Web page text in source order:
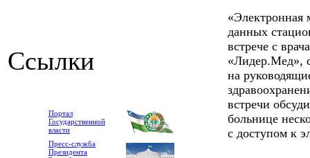
Ссылки
Портал
Государственной
власти
Пресс-служба
Президента
«Электронная
данных
встрече с
«Лидер.Мед»,
на
встречи
больнице
с доступом к